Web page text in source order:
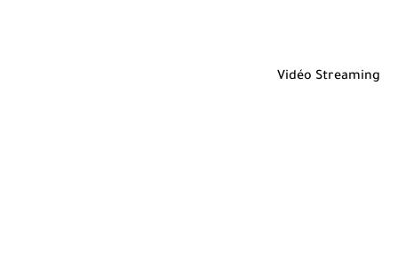
Vidéo Streaming